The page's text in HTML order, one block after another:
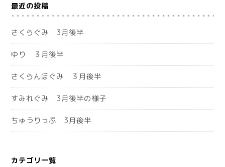
最近の投稿
さくらぐみ 3月後半
ゆり ３月後半
さくらんぼぐみ ３月後半
すみれぐみ 3月後半の様子
ちゅうりっぷ 3月後半
カテゴリ一覧